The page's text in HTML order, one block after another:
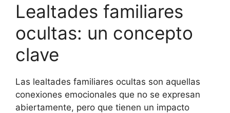
Lealtades familiares
ocultas: un concepto
clave
Las lealtades familiares ocultas son aquellas
conexiones emocionales que no se expresan
abiertamente, pero que tienen un impacto